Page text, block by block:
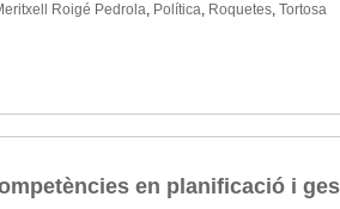
Roigé Pedrola, Política, Roquetes, Tortosa
en planificació i